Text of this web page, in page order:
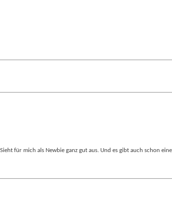
für mich als Newbie ganz gut aus. Und es gibt auch schon